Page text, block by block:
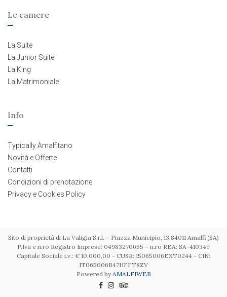
Le camere
La Suite
La Junior Suite
La King
La Matrimoniale
Info
Typically Amalfitano
Novità e Offerte
Contatti
Condizioni di prenotazione
Privacy e Cookies Policy
Sito di proprietà di La Valigia S.r.l. – Piazza Municipio, 13 84011 Amalfi (SA)
P.Iva e n.ro Registro Imprese: 04983270655 – n.ro REA: SA-410349
Capitale Sociale i.v.: € 10.000,00 - CUSR: 15065006EXT0244 - CIN:
IT065006B47HFFT8ZV
Powered by AMALFIWEB